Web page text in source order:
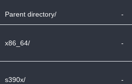
Parent directory/ -
x86_64/ -
s390x/ -